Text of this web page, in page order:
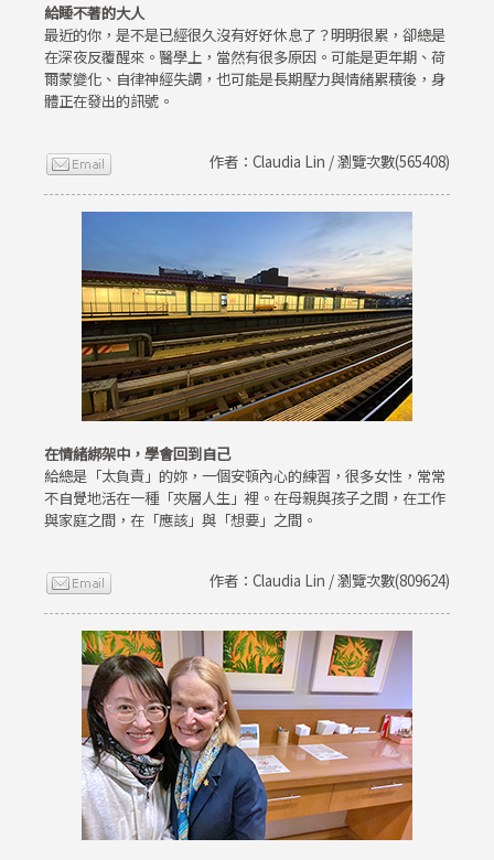
給睡不著的大人
最近的你，是不是已經很久沒有好好休息了？明明很累，卻總是
在深夜反覆醒來。醫學上，當然有很多原因。可能是更年期、荷
爾蒙變化、自律神經失調，也可能是長期壓力與情緒累積後，身
體正在發出的訊號。
作者：Claudia Lin / 瀏覽次數(565408)
在情緒綁架中，學會回到自己
給總是「太負責」的妳，一個安頓內心的練習，很多女性，常常
不自覺地活在一種「夾層人生」裡。在母親與孩子之間，在工作
與家庭之間，在「應該」與「想要」之間。
作者：Claudia Lin / 瀏覽次數(809624)